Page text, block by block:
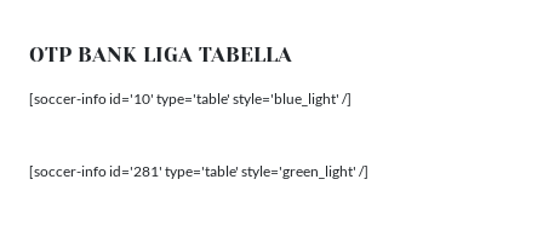
OTP BANK LIGA TABELLA
[soccer-info id='10' type='table' style='blue_light' /]
[soccer-info id='281' type='table' style='green_light' /]